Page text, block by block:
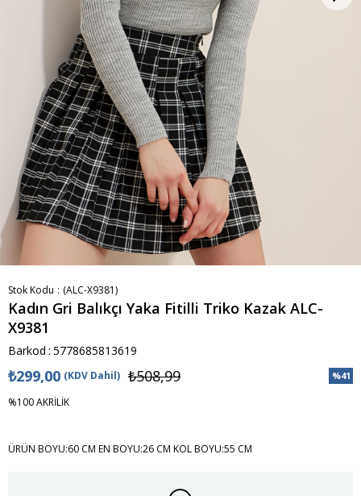
Stok Kodu (ALC-X9381)
Kadın Gri Balıkçı Yaka Fitilli Triko Kazak ALC-
X9381
Barkod : 5778685813619
%41
₺508,99
₺299,00 (KDV Dahil)
%100 AKRİLİK
ÜRÜN BOYU:60 CM EN BOYU:26 CM KOL BOYU:55 CM